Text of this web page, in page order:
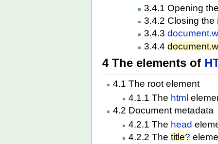
3.4.1 Opening
3.4.2 Closing the
3.4.3
3.4.4
4 The elements of
4.1 The root element
4.1.1 The html
4.2 Document metadata
4.2.1 The head
4.2.2 Thetitle?